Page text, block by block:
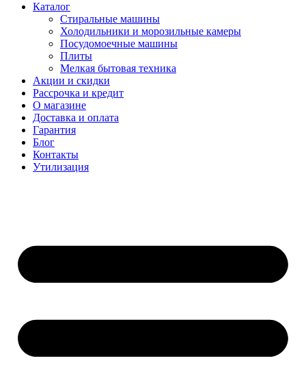
Каталог
Стиральные машины
Холодильники и морозильные камеры
Посудомоечные машины
Плиты
Мелкая бытовая техника
Акции и скидки
Рассрочка и кредит
О магазине
Доставка и оплата
Гарантия
Блог
Контакты
Утилизация